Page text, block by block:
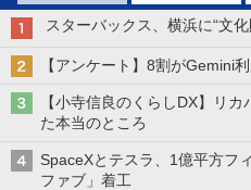
スターバックス、横浜に“文
【アンケート】8割がGemini
【小寺信良のくらしDX】リ
た本当のところ
SpaceXとテスラ、1億平方フ
ファブ」着工